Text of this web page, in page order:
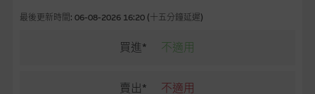
最後更新時間: 06-08-2026 16:20 (十五分鐘延遲)
買進* 不適用
賣出* 不適用